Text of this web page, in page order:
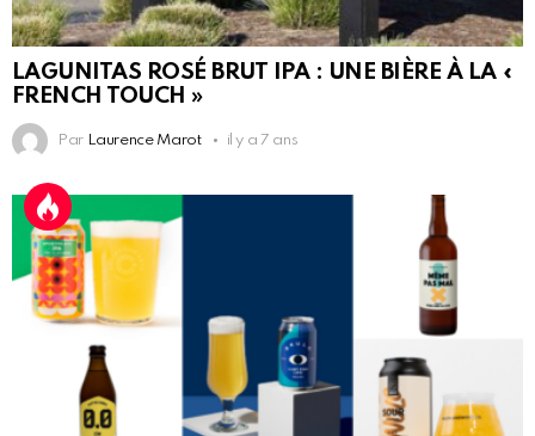
LAGUNITAS ROSÉ BRUT IPA : UNE BIÈRE À LA «
FRENCH TOUCH »
Par Laurence Marot il y a 7 ans